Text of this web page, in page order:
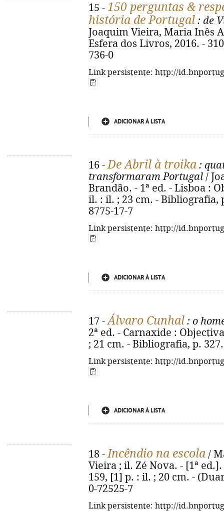
15 - 150 perguntas &
história de Portugal : de
Joaquim Vieira, Maria Inês
Esfera dos Livros, 2016. -
736-0
Link persistente: http://
ADICIONAR À LISTA
16 -De Abril à troika :
transformaram Portugal /
Brandão. - 1ª ed. - Lisboa :
il. : il. ; 23 cm. - Bibliografia,
8775-17-7
Link persistente: http://
ADICIONAR À LISTA
17 -Álvaro Cunhal : o
2ª ed. - Carnaxide :
; 21 cm. - Bibliografia, p.
Link persistente: http://
ADICIONAR À LISTA
18 -Incêndio na escola /
Vieira ; il. Zé Nova. - [1ª
159, [1] p. : il. ; 20 cm. -
0-72525-7
Link persistente: http://